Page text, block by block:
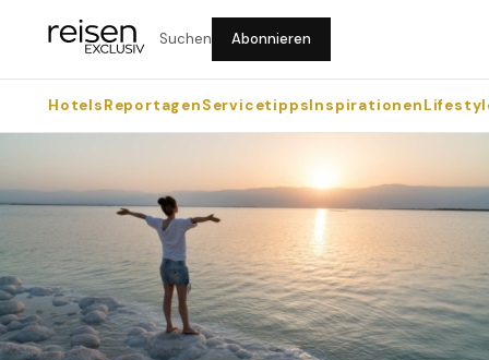
Suchen Abonnieren
HotelsReportagenServicetippsInspirationen